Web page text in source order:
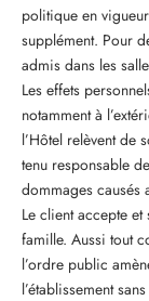
politique en
supplément. Pour
admis dans les
Les effets
notamment à
l’Hôtel relèvent de
tenu responsable
dommages causés
Le client accepte
famille. Aussi tout
l’ordre public
l’établissement